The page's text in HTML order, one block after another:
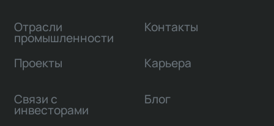
Отрасли
промышленности
Проекты
Связи с
инвесторами
Контакты
Карьера
Блог